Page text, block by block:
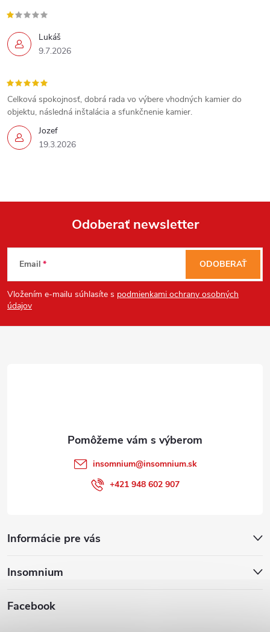
Lukáš
9.7.2026
Jozef
19.3.2026
Celková spokojnosť, dobrá rada vo výbere vhodných kamier do
objektu, následná inštalácia a sfunkčnenie kamier.
Z
á
p
Odoberať newsletter
Email
Vložením e-mailu súhlasíte s podmienkami ochrany osobných
údajov
ODOBERAŤ
Informácie pre vás
Insomnium
Facebook
insomnium@insomnium.sk
+421 948 602 907